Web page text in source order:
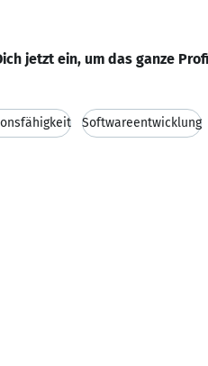
jetzt ein, um das ganze
Softwareentwicklung